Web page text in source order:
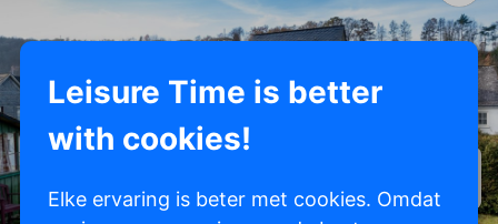
Leisure Time is better
with cookies!
Elke ervaring is beter met cookies. Omdat